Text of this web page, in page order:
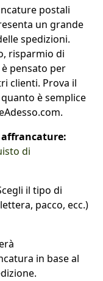
postali
un grande
spedizioni.
risparmio di
pensato per
clienti. Prova il
è semplice
affrancature:
di
il tipo di
pacco, ecc.)
in base al